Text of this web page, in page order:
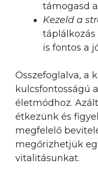
támogasd
Kezeld a
táplálkozás
is fontos a
Összefoglalva, a
kulcsfontosságú
életmódhoz.
étkezünk és
megfelelő
megőrizhetjük
vitalitásunkat.